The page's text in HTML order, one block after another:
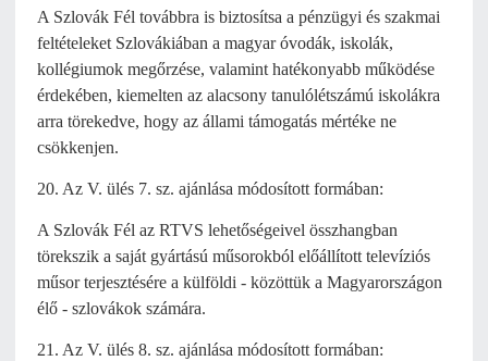
A Szlovák Fél továbbra is biztosítsa a pénzügyi és szakmai
feltételeket Szlovákiában a magyar óvodák, iskolák,
kollégiumok megőrzése, valamint hatékonyabb működése
érdekében, kiemelten az alacsony tanulólétszámú iskolákra
arra törekedve, hogy az állami támogatás mértéke ne
csökkenjen.
20. Az V. ülés 7. sz. ajánlása módosított formában:
A Szlovák Fél az RTVS lehetőségeivel összhangban
törekszik a saját gyártású műsorokból előállított televíziós
műsor terjesztésére a külföldi - közöttük a Magyarországon
élő - szlovákok számára.
21. Az V. ülés 8. sz. ajánlása módosított formában: